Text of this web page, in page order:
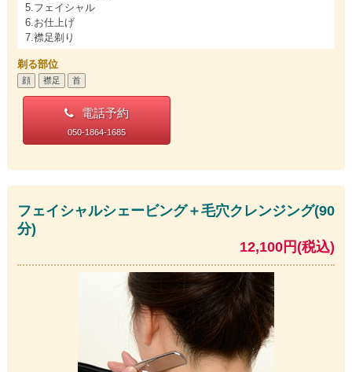
5.フェイシャル
6.お仕上げ
7.襟足剃り
剃る部位
顔 襟足 首
電話予約
050-1864-1685
フェイシャルシェービング＋毛穴クレンジング(90
分)
12,100円(税込)